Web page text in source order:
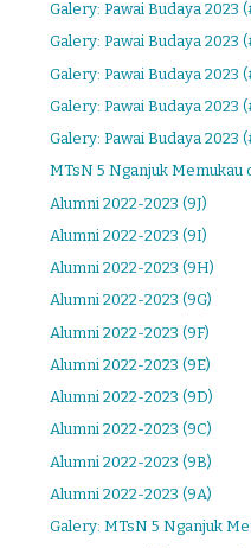
Galery: Pawai Budaya 2023
Galery: Pawai Budaya 2023
Galery: Pawai Budaya 2023
Galery: Pawai Budaya 2023
Galery: Pawai Budaya 2023
MTsN 5 Nganjuk Memukau
Alumni 2022-2023 (9J)
Alumni 2022-2023 (9I)
Alumni 2022-2023 (9H)
Alumni 2022-2023 (9G)
Alumni 2022-2023 (9F)
Alumni 2022-2023 (9E)
Alumni 2022-2023 (9D)
Alumni 2022-2023 (9C)
Alumni 2022-2023 (9B)
Alumni 2022-2023 (9A)
Galery: MTsN 5 Nganjuk